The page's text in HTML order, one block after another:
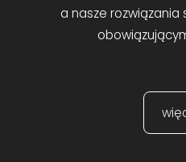
a nasze rozwiązania